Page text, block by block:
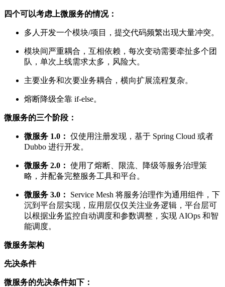
四个可以考虑上微服务的情况：
多人开发一个模块/项目，提交代码频繁出现大量冲突。
模块间严重耦合，互相依赖，每次变动需要牵扯多个团
队，单次上线需求太多，风险大。
主要业务和次要业务耦合，横向扩展流程复杂。
熔断降级全靠 if-else。
微服务的三个阶段：
微服务 1.0： 仅使用注册发现，基于 Spring Cloud 或者
Dubbo 进行开发。
微服务 2.0： 使用了熔断、限流、降级等服务治理策
略，并配备完整服务工具和平台。
微服务 3.0：
Service Mesh 将服务治理作为通用组件，下
沉到平台层实现，应用层仅仅关注业务逻辑，平台层可
以根据业务监控自动调度和参数调整，实现 AIOps 和智
能调度。
微服务架构
先决条件
微服务的先决条件如下：